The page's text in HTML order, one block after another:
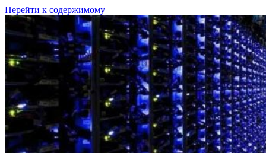
Перейти к содержимому